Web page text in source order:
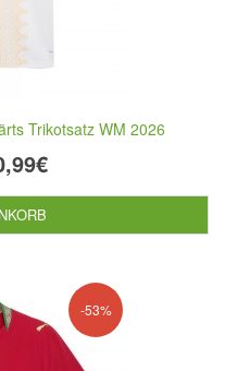
Trikotsatz WM 2026
-53%